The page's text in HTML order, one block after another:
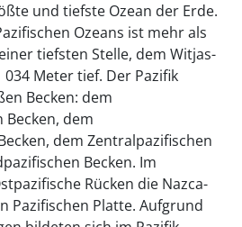
und tiefste Ozean der Erde.
Ozeans ist mehr als
tiefsten Stelle, dem Witjas-
034 Meter tief. Der Pazifik
Becken: dem
dem
dem Zentralpazifischen
Becken. Im
Rücken die Nazca-
Pazifischen Platte. Aufgrund